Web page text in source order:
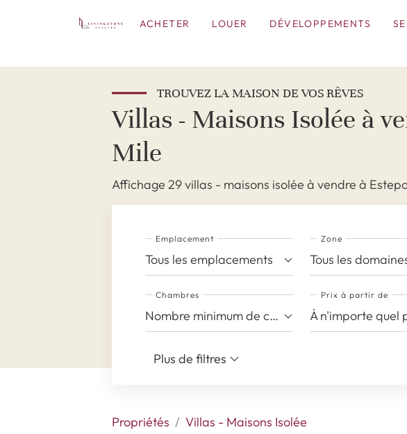
ACHETER LOUER DÉVELOPPEMENTS
TROUVEZ LA MAISON DE VOS RÊVES
Villas - Maisons Isolée à
Mile
Affichage 29 villas - maisons isolée à vendre à
Emplacement
Tous les emplacements
Zone
Tous les
Chambres
Nombre minimum de chambres
Prix ​​à partir de
À n'importe quel
Plus de filtres
Propriétés Villas - Maisons Isolée